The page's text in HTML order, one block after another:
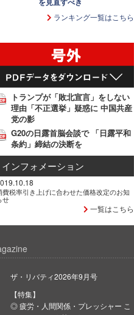
ランキング一覧はこちら
トランプが「敗北宣言」をしない
理由「不正選挙」疑惑に 中国共産
党の影
G20の日露首脳会談で 「日露平和
条約」締結の決断を
インフォメーション
費税率引き上げに合わせた価格改定のお知
せ
一覧はこちら
ザ・リバティ2026年9月号
【特集】
◎ 疲労・人間関係・プレッシャー こ